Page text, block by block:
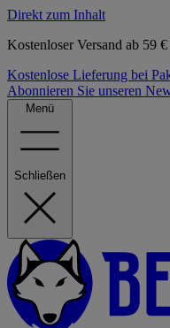
Direkt zum Inhalt
Kostenloser Versand ab 59 €
Kostenlose Lieferung bei
Abonnieren Sie unseren
Menü
Schließen